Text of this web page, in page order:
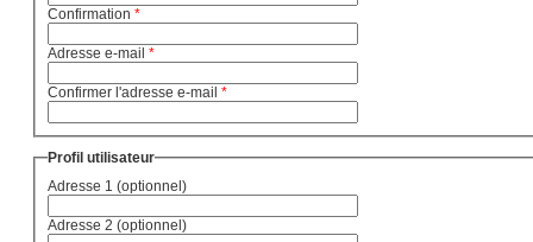
Confirmation *
Adresse e-mail *
Confirmer l'adresse e-mail *
Profil utilisateur
Adresse 1 (optionnel)
Adresse 2 (optionnel)